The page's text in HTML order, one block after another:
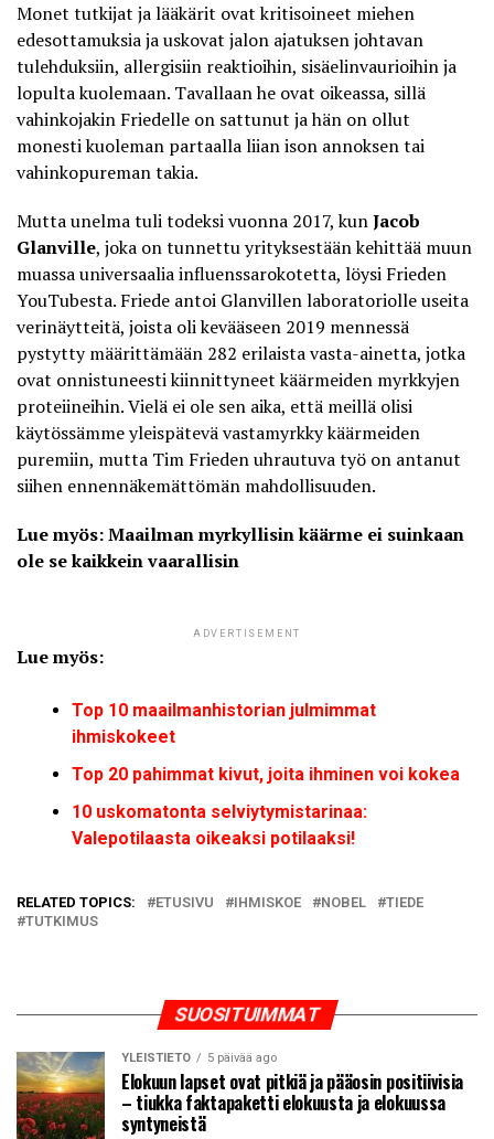
Monet tutkijat ja lääkärit ovat kritisoineet miehen
edesottamuksia ja uskovat jalon ajatuksen johtavan
tulehduksiin, allergisiin reaktioihin, sisäelinvaurioihin ja
lopulta kuolemaan. Tavallaan he ovat oikeassa, sillä
vahinkojakin Friedelle on sattunut ja hän on ollut
monesti kuoleman partaalla liian ison annoksen tai
vahinkopureman takia.
Mutta unelma tuli todeksi vuonna 2017, kunJacob
Glanville, joka on tunnettu yrityksestään kehittää muun
muassa universaalia influenssarokotetta, löysi Frieden
YouTubesta. Friede antoi Glanvillen laboratoriolle useita
verinäytteitä, joista oli kevääseen 2019 mennessä
pystytty määrittämään 282 erilaista vasta-ainetta, jotka
ovat onnistuneesti kiinnittyneet käärmeiden myrkkyjen
proteiineihin. Vielä ei ole sen aika, että meillä olisi
käytössämme yleispätevä vastamyrkky käärmeiden
puremiin, mutta Tim Frieden uhrautuva työ on antanut
siihen ennennäkemättömän mahdollisuuden.
Lue myös: Maailman myrkyllisin käärme ei suinkaan
ole se kaikkein vaarallisin
ADVERTISEMENT
Lue myös:
Top 10 maailmanhistorian julmimmat
ihmiskokeet
Top 20 pahimmat kivut, joita ihminen voi kokea
10 uskomatonta selviytymistarinaa:
Valepotilaasta oikeaksi potilaaksi!
RELATED TOPICS: ETUSIVU IHMISKOE NOBEL
TIEDE
TUTKIMUS
SUOSITUIMMAT
YLEISTIETO 5 päivää ago
Elokuun lapset ovat pitkiä ja pääosin positiivisia
– tiukka faktapaketti elokuusta ja elokuussa
syntyneistä